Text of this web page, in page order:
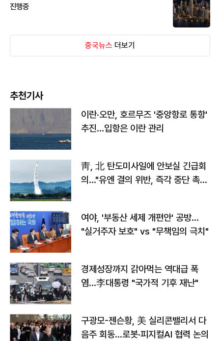
진행중
중국뉴스 더보기
추천기사
이란·오만, 호르무즈 '중앙항로 통항'
추진…입항은 이란 관리
靑, 北 탄도미사일에 안보실 긴급회
의…"유엔 결의 위반, 즉각 중단 촉
여야, '부동산 세제 개편안' 공방…
"실거주자 보호" vs "무책임의 극치"
경제성장까지 갉아먹는 역대급 폭
염…李대통령 "국가적 기후 재난"
구광모-젠슨황, 美 실리콘밸리서 다
음주 회동…로봇·피지컬AI 협력 논의